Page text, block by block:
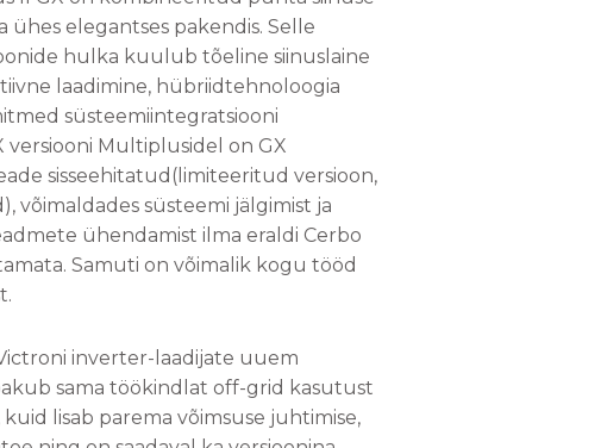
ühes elegantses pakendis. Selle
hulka kuulub tõeline siinuslaine
laadimine, hübriidtehnoloogia
süsteemiintegratsiooni
versiooni Multiplusidel on GX
sisseehitatud(limiteeritud versioon,
võimaldades süsteemi jälgimist ja
ühendamist ilma eraldi Cerbo
Samuti on võimalik kogu tööd
inverter-laadijate uuem
sama töökindlat off-grid kasutust
lisab parema võimsuse juhtimise,